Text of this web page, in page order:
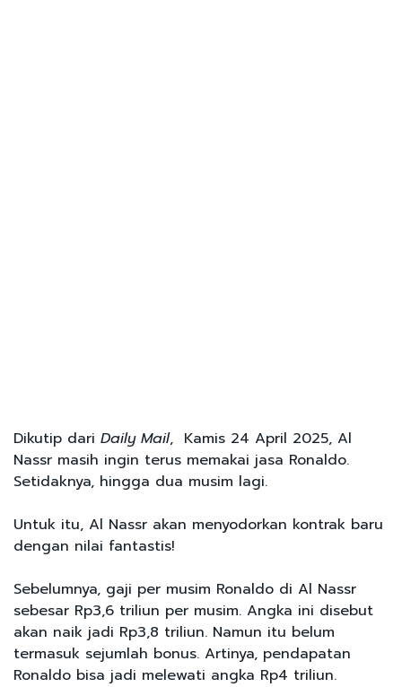
Dikutip dari Daily Mail, Kamis 24 April 2025, Al
Nassr masih ingin terus memakai jasa Ronaldo.
Setidaknya, hingga dua musim lagi.
Untuk itu, Al Nassr akan menyodorkan kontrak baru
dengan nilai fantastis!
Sebelumnya, gaji per musim Ronaldo di Al Nassr
sebesar Rp3,6 triliun per musim. Angka ini disebut
akan naik jadi Rp3,8 triliun. Namun itu belum
termasuk sejumlah bonus. Artinya, pendapatan
Ronaldo bisa jadi melewati angka Rp4 triliun.